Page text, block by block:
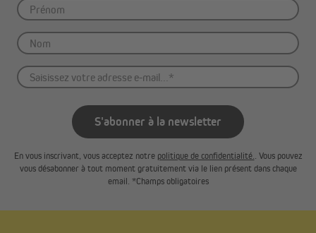
S'abonner à la newsletter
En vous inscrivant, vous acceptez notre politique de confidentialité.. Vous pouvez
vous désabonner à tout moment gratuitement via le lien présent dans chaque
email. *Champs obligatoires